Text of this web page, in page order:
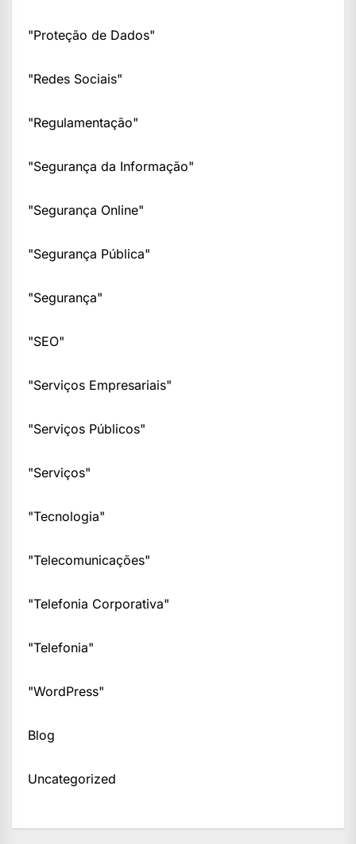
"Proteção de Dados"
"Redes Sociais"
"Regulamentação"
"Segurança da Informação"
"Segurança Online"
"Segurança Pública"
"Segurança"
"SEO"
"Serviços Empresariais"
"Serviços Públicos"
"Serviços"
"Tecnologia"
"Telecomunicações"
"Telefonia Corporativa"
"Telefonia"
"WordPress"
Blog
Uncategorized